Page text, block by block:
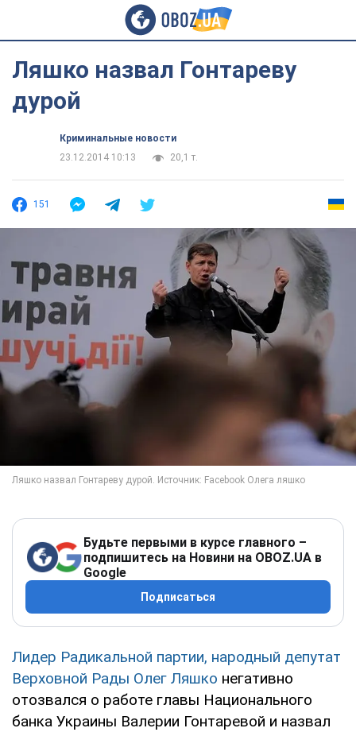
Ляшко назвал Гонтареву
дурой
Криминальные новости
23.12.2014 10:13
20,1 т.
151
Будьте первыми в курсе главного –
подпишитесь на Новини на OBOZ.UA в
Google
Подписаться
Лидер Радикальной партии, народный депутат
Верховной Рады Олег Ляшко негативно
отозвался о работе главы Национального
банка Украины Валерии Гонтаревой и назвал